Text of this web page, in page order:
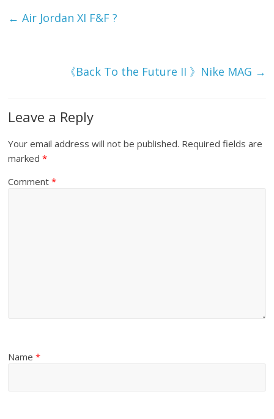
e
← Air Jordan XI F&F ?
《Back To the Future II 》Nike MAG →
Leave a Reply
Your email address will not be published. Required fields are
marked*
Comment*
Name*